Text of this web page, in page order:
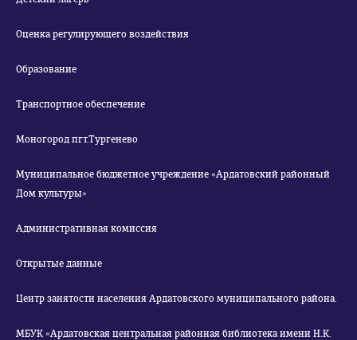
Оценка регулирующего воздействия
Образование
Транспортное обеспечение
Моногород пгт.Тургенево
Муниципальное бюджетное учреждение «Ардатовский районный
Дом культуры»
Административная комиссия
Открытые данные
Центр занятости населения Ардатовского муниципального района.
МБУК «Ардатовская центральная районная библиотека имени Н.К.